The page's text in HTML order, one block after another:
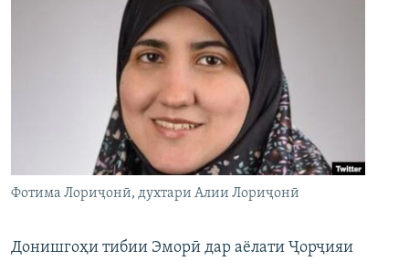
ОЗОДӢ ОНЛАЙН
ГУЗОРИШҲОИ РАДИОӢ
КИТОБҲОИ ОЗОДӢ
ПАЙГИРӢ КУНЕД
Фотима Лориҷонӣ, духтари Алии Лориҷонӣ
Донишгоҳи тибии Эморӣ дар аёлати Ҷорҷияи